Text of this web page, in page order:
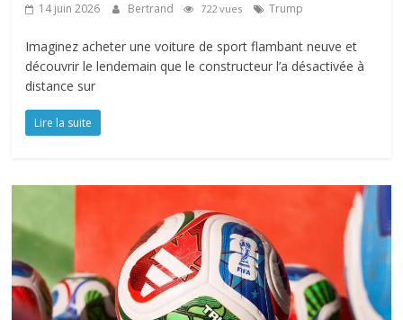
14 juin 2026 Bertrand 722 vues Trump
Imaginez acheter une voiture de sport flambant neuve et
découvrir le lendemain que le constructeur l’a désactivée à
distance sur
Lire la suite